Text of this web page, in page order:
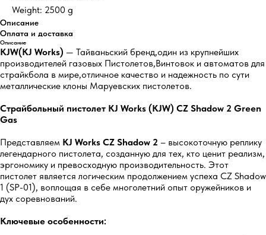
Weight: 2500 g
Описание
Оплата и доставка
Описание
KJW(KJ Works) — Тайваньский бренд,один из крупнейших
производителей газовых Пистолетов,Винтовок и автоматов для
страйкбола в мире,отличное качество и надежность по сути
металлические клоны Маруевских пистолетов.
Страйбольный пистолет KJ Works (KJW) CZ Shadow 2 Green
Gas
Представляем KJ Works CZ Shadow 2 – высокоточную реплику
легендарного пистолета, созданную для тех, кто ценит реализм,
эргономику и превосходную производительность. Этот
пистолет является логическим продолжением успеха CZ Shadow
1 (SP-01), воплощая в себе многолетний опыт оружейников и
дух соревнований.
Ключевые особенности: